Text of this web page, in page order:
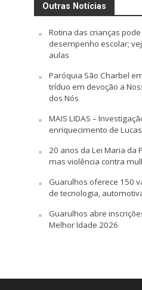
Outras Notícias
Rotina das crianças
desempenho escolar;
aulas
Paróquia São Charbel
tríduo em devoção a
dos Nós
MAIS LIDAS –
enriquecimento de
20 anos da Lei Maria da
mas violência contra
Guarulhos oferece 150
de tecnologia,
Guarulhos abre
Melhor Idade 2026